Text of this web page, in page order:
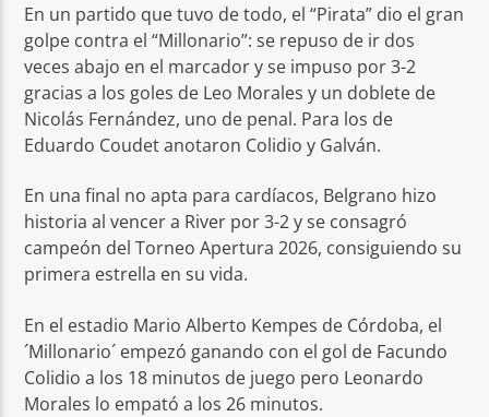
En un partido que tuvo de todo, el “Pirata” dio el gran
golpe contra el “Millonario”: se repuso de ir dos
veces abajo en el marcador y se impuso por 3-2
gracias a los goles de Leo Morales y un doblete de
Nicolás Fernández, uno de penal. Para los de
Eduardo Coudet anotaron Colidio y Galván.
En una final no apta para cardíacos, Belgrano hizo
historia al vencer a River por 3-2 y se consagró
campeón del Torneo Apertura 2026, consiguiendo su
primera estrella en su vida.
En el estadio Mario Alberto Kempes de Córdoba, el
´Millonario´ empezó ganando con el gol de Facundo
Colidio a los 18 minutos de juego pero Leonardo
Morales lo empató a los 26 minutos.